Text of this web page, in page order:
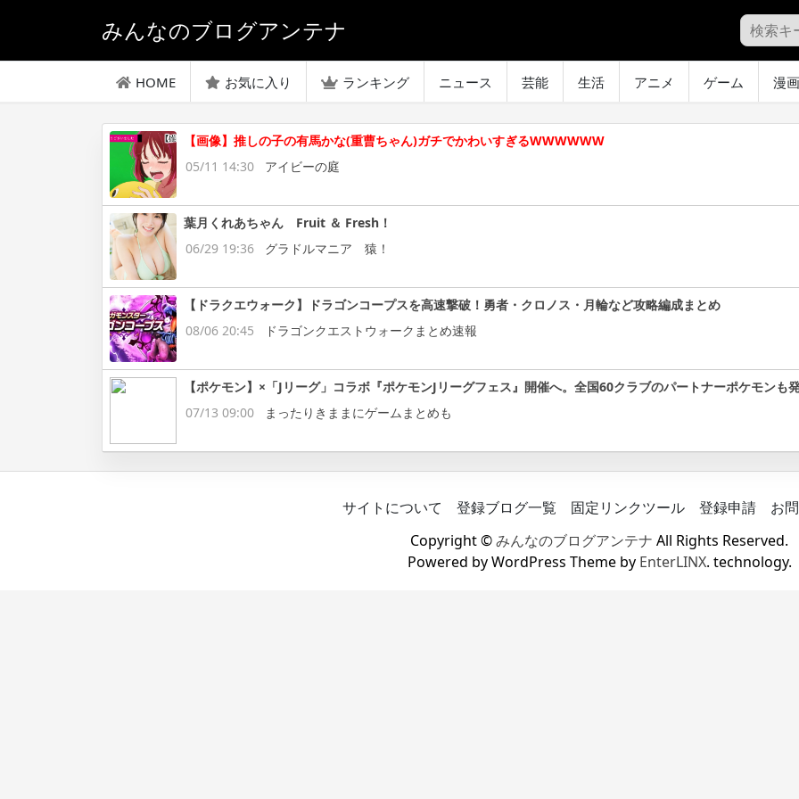
みんなのブログアンテナ
HOME お気に入り ランキング ニュース 芸能 生活 アニメ ゲーム 漫画
【画像】推しの子の有馬かな(重曹ちゃん)ガチでかわいすぎるWWWWWW
05/11 14:30
アイビーの庭
葉月くれあちゃん Fruit ＆ Fresh！
06/29 19:36
グラドルマニア 猿！
【ドラクエウォーク】ドラゴンコープスを高速撃破！勇者・クロノス・月輪など攻略編成まとめ
08/06 20:45
ドラゴンクエストウォークまとめ速報
【ポケモン】×「Jリーグ」コラボ『ポケモンJリーグフェス』開催へ。全国60クラブのパートナーポケモンも
07/13 09:00
まったりきままにゲームまとめも
サイトについて 登録ブログ一覧 固定リンクツール 登録申請
お
Copyright ©みんなのブログアンテナ All Rights Reserved.
Powered by WordPress Theme by EnterLINX. technology.